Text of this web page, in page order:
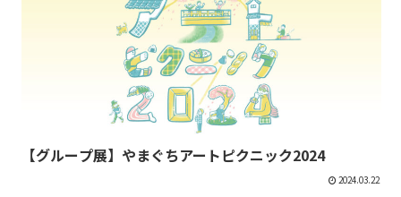
【グループ展】やまぐちアートピクニック2024
2024.03.22